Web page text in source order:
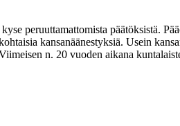
peruuttamattomista päätöksistä.
kansanäänestyksiä. Usein
n. 20 vuoden aikana